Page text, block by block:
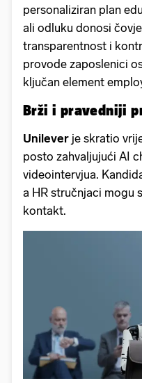
personaliziran plan
ali odluku donosi
transparentnost i
provode zaposlenici
ključan element
Brži i pravedniji
Unilever je skratio
posto zahvaljujući AI
videointervjua.
a HR stručnjaci mogu
kontakt.